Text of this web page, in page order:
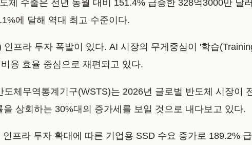
체 수출은 전년 동월 대비 151.4% 급증한 328억3000만 달
에 달해 역대 최고 수준이다.
프라 투자 폭발이 있다. AI 시장의 무게중심이 '학습
용 효율 중심으로 재편되고 있다.
체무역통계기구(WSTS)는 2026년 글로벌 반도체 시장이
상회하는 30%대의 증가세를 보일 것으로 내다보고 있다.
프라 투자 확대에 따른 기업용 SSD 수요 증가로 189.2%